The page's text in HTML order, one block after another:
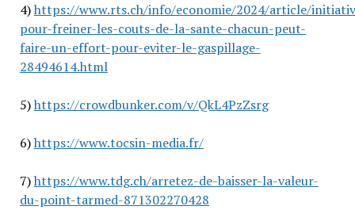
4)https://www.rts.ch/info/economie/2024/article/
pour-freiner-les-couts-de-la-sante-chacun-peut-
faire-un-effort-pour-eviter-le-gaspillage-
28494614.html
5)https://crowdbunker.com/v/QkL4PzZsrg
6)https://www.tocsin-media.fr/
7)https://www.tdg.ch/arretez-de-baisser-la-valeur-
du-point-tarmed-871302270428